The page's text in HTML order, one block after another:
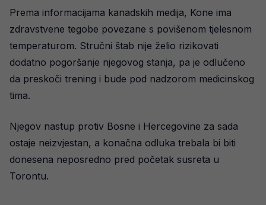
Prema informacijama kanadskih medija, Kone ima
zdravstvene tegobe povezane s povišenom tjelesnom
temperaturom. Stručni štab nije želio rizikovati
dodatno pogoršanje njegovog stanja, pa je odlučeno
da preskoči trening i bude pod nadzorom medicinskog
tima.
Njegov nastup protiv Bosne i Hercegovine za sada
ostaje neizvjestan, a konačna odluka trebala bi biti
donesena neposredno pred početak susreta u
Torontu.